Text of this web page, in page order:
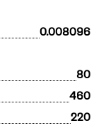
0.008096
80
460
220